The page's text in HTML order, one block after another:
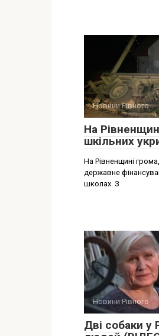
Новини Рівного
На
шкільних
На Рівненщині
державне
школах. З
Новини Рівного
Дві собаки у